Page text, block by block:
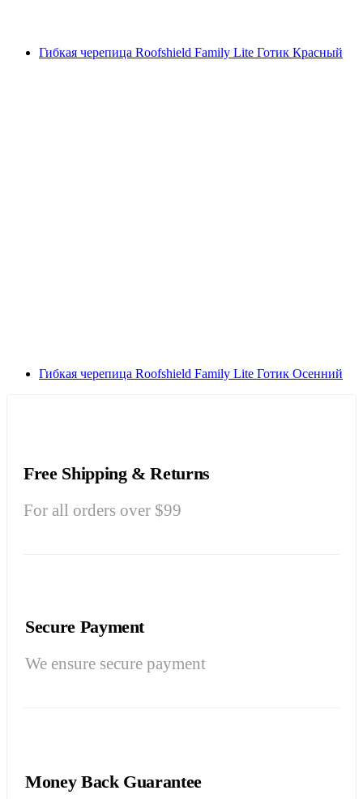
Гибкая черепица Roofshield Family Lite Готик Красный
Гибкая черепица Roofshield Family Lite Готик Осенний
Free Shipping & Returns
For all orders over $99
Secure Payment
We ensure secure payment
Money Back Guarantee